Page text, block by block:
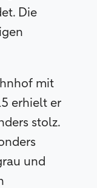
Die
mit
erhielt er
stolz.
und